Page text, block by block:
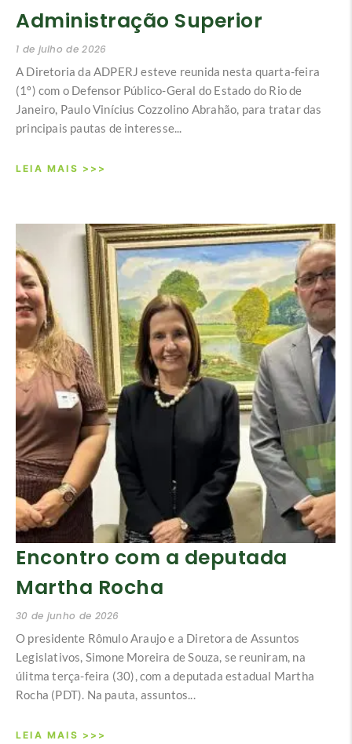
Administração Superior
1 de julho de 2026
A Diretoria da ADPERJ esteve reunida nesta quarta-feira
(1º) com o Defensor Público-Geral do Estado do Rio de
Janeiro, Paulo Vinícius Cozzolino Abrahão, para tratar das
principais pautas de interesse...
LEIA MAIS >>>
Encontro com a deputada
Martha Rocha
30 de junho de 2026
O presidente Rômulo Araujo e a Diretora de Assuntos
Legislativos, Simone Moreira de Souza, se reuniram, na
úlitma terça-feira (30), com a deputada estadual Martha
Rocha (PDT). Na pauta, assuntos...
LEIA MAIS >>>